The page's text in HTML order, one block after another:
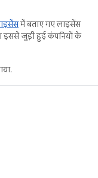
में बताए गए लाइसेंस
इससे जुड़ी हुई कंपनियों के